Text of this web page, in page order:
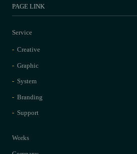
PAGE LINK
Service
Creative
Graphic
System
Branding
Support
Works